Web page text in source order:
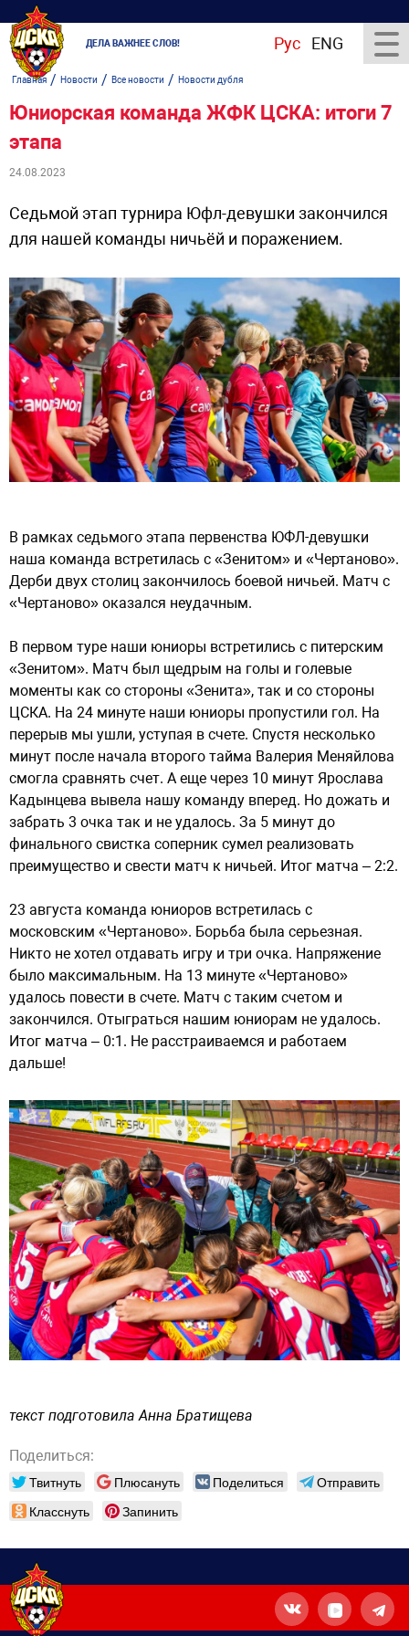
ДЕЛА ВАЖНЕЕ СЛОВ! Рус ENG
Главная/ Новости / Все новости / Новости дубля
Юниорская команда ЖФК ЦСКА: итоги 7
этапа
24.08.2023
Седьмой этап турнира Юфл-девушки закончился
для нашей команды ничьёй и поражением.
В рамках седьмого этапа первенства ЮФЛ-девушки
наша команда встретилась с «Зенитом» и «Чертаново».
Дерби двух столиц закончилось боевой ничьей. Матч с
«Чертаново» оказался неудачным.
В первом туре наши юниоры встретились с питерским
«Зенитом». Матч был щедрым на голы и голевые
моменты как со стороны «Зенита», так и со стороны
ЦСКА. На 24 минуте наши юниоры пропустили гол. На
перерыв мы ушли, уступая в счете. Спустя несколько
минут после начала второго тайма Валерия Меняйлова
смогла сравнять счет. А еще через 10 минут Ярослава
Кадынцева вывела нашу команду вперед. Но дожать и
забрать 3 очка так и не удалось. За 5 минут до
финального свистка соперник сумел реализовать
преимущество и свести матч к ничьей. Итог матча – 2:2.
23 августа команда юниоров встретилась с
московским «Чертаново». Борьба была серьезная.
Никто не хотел отдавать игру и три очка. Напряжение
было максимальным. На 13 минуте «Чертаново»
удалось повести в счете. Матч с таким счетом и
закончился. Отыграться нашим юниорам не удалось.
Итог матча – 0:1. Не расстраиваемся и работаем
дальше!
текст подготовила Анна Братищева
Поделиться:
Твитнуть Плюсануть Поделиться
Отправить
Класснуть
Запинить